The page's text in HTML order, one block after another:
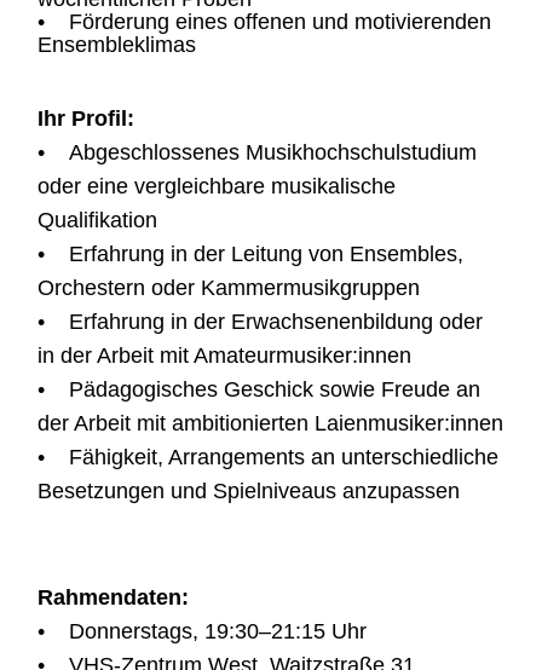
• Förderung eines offenen und motivierenden
Ensembleklimas
Ihr Profil:
• Abgeschlossenes Musikhochschulstudium
oder eine vergleichbare musikalische
Qualifikation
• Erfahrung in der Leitung von Ensembles,
Orchestern oder Kammermusikgruppen
• Erfahrung in der Erwachsenenbildung oder
in der Arbeit mit Amateurmusiker:innen
• Pädagogisches Geschick sowie Freude an
der Arbeit mit ambitionierten Laienmusiker:innen
• Fähigkeit, Arrangements an unterschiedliche
Besetzungen und Spielniveaus anzupassen
Rahmendaten:
• Donnerstags, 19:30–21:15 Uhr